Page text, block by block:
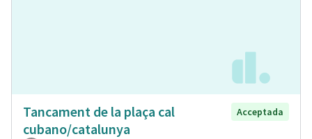
Tancament de la plaça cal
cubano/catalunya
Acceptada